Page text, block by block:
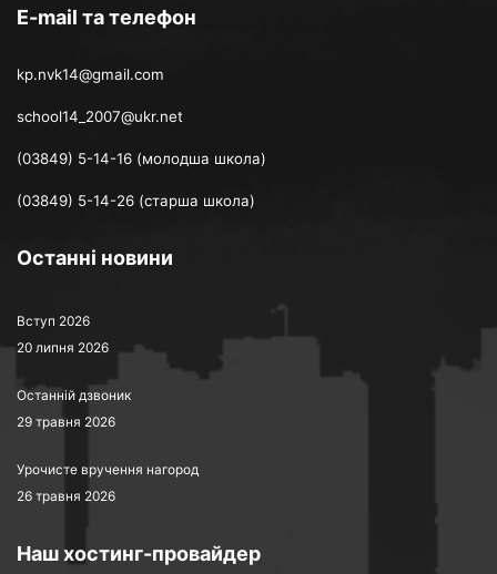
E-mail та телефон
kp.nvk14@gmail.com
school14_2007@ukr.net
(03849) 5-14-16 (молодша школа)
(03849) 5-14-26 (старша школа)
Останні новини
Вступ 2026
20 липня 2026
Останній дзвоник
29 травня 2026
Урочисте вручення нагород
26 травня 2026
Наш хостинг-провайдер